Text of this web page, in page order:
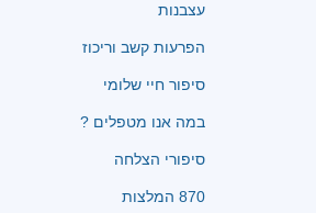
עצבנות
הפרעות קשב וריכוז
סיפור חיי שלומי
במה אנו מטפלים ?
סיפורי הצלחה
870 המלצות